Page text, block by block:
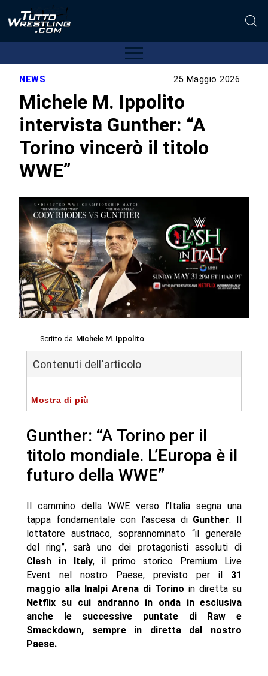
NEWS 25 Maggio 2026
Michele M. Ippolito
intervista Gunther: “A
Torino vincerò il titolo
WWE”
Scritto da Michele M. Ippolito
Contenuti dell'articolo
Mostra di più
Gunther: “A Torino per il
titolo mondiale. L’Europa è il
futuro della WWE”
Il cammino della WWE verso l’Italia segna una
tappa fondamentale con l’ascesa di Gunther. Il
lottatore austriaco, soprannominato “il generale
del ring”, sarà uno dei protagonisti assoluti di
Clash in Italy, il primo storico Premium Live
Event nel nostro Paese, previsto per il 31
maggio alla Inalpi Arena di Torino in diretta su
Netflix su cui andranno in onda in esclusiva
anche le successive puntate di Raw e
Smackdown, sempre in diretta dal nostro
Paese.